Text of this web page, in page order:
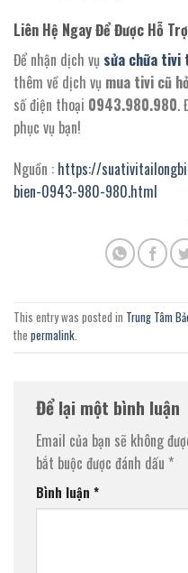
Liên Hệ Ngay Để Được Hỗ Trợ
Để nhận dịch vụ sửa chữa tivi
thêm về dịch vụ mua tivi cũ
số điện thoại 0943.980.980.
phục vụ bạn!
Nguồn : https://
bien-0943-980-980.html
This entry was posted in Trung Tâm
the permalink.
Để lại một bình luận
Email của bạn sẽ không
bắt buộc được đánh dấu *
Bình luận *